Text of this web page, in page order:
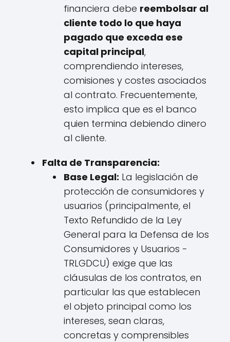
financiera debe reembolsar al
cliente todo lo que haya
pagado que exceda ese
capital principal,
comprendiendo intereses,
comisiones y costes asociados
al contrato. Frecuentemente,
esto implica que es el banco
quien termina debiendo dinero
al cliente.
Falta de Transparencia:
Base Legal: La legislación de
protección de consumidores y
usuarios (principalmente, el
Texto Refundido de la Ley
General para la Defensa de los
Consumidores y Usuarios -
TRLGDCU) exige que las
cláusulas de los contratos, en
particular las que establecen
el objeto principal como los
intereses, sean claras,
concretas y comprensibles